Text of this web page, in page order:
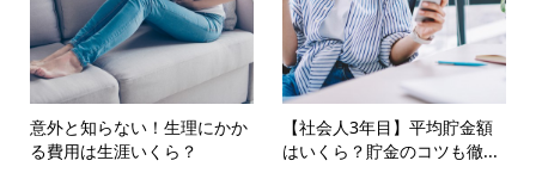
意外と知らない！生理にかか
る費用は生涯いくら？
【社会人3年目】平均貯金額
はいくら？貯金のコツも徹...